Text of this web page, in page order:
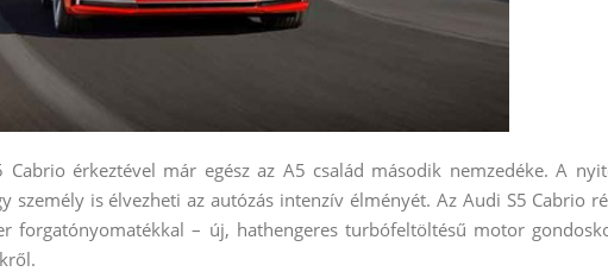
érkeztével már egész az A5 család második nemzedéke. A
személy is élvezheti az autózás intenzív élményét. Az Audi S5 Cabrio
forgatónyomatékkal – új, hathengeres turbófeltöltésű motor